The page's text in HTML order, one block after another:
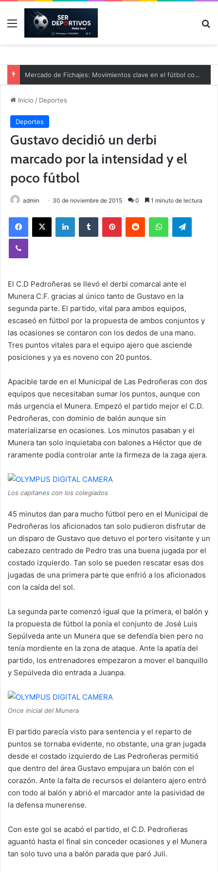
Menú
Mercado de Fichajes: Movimientos clave en el fútbol comarcal
Inicio / Deportes
Deportes
Gustavo decidió un derbi
marcado por la intensidad y el
poco fútbol
admin 30 de noviembre de 2015 0 1 minuto de lectura
El C.D Pedroñeras se llevó el derbi comarcal ante el
Munera C.F. gracias al único tanto de Gustavo en la
segunda parte. El partido, vital para ambos equipos,
escaseó en fútbol por la propuesta de ambos conjuntos y
las ocasiones se contaron con los dedos de una mano.
Tres puntos vitales para el equipo ajero que asciende
posiciones y ya es noveno con 20 puntos.
Apacible tarde en el Municipal de Las Pedroñeras con dos
equipos que necesitaban sumar los puntos, aunque con
más urgencia el Munera. Empezó el partido mejor el C.D.
Pedroñeras, con dominio de balón aunque sin
materializarse en ocasiones. Los minutos pasaban y el
Munera tan solo inquietaba con balones a Héctor que de
raramente podía controlar ante la firmeza de la zaga ajera.
Los capitanes con los colegiados
45 minutos dan para mucho fútbol pero en el Municipal de
Pedroñeras los aficionados tan solo pudieron disfrutar de
un disparo de Gustavo que detuvo el portero visitante y un
cabezazo centrado de Pedro tras una buena jugada por el
costado izquierdo. Tan solo se pueden rescatar esas dos
jugadas de una primera parte que enfrió a los aficionados
con la caída del sol.
La segunda parte comenzó igual que la primera, el balón y
la propuesta de fútbol la ponía el conjunto de José Luis
Sepúlveda ante un Munera que se defendía bien pero no
tenía mordiente en la zona de ataque. Ante la apatía del
partido, los entrenadores empezaron a mover el banquillo
y Sepúlveda dio entrada a Juanpa.
Once inicial del Munera
El partido parecía visto para sentencia y el reparto de
puntos se tornaba evidente, no obstante, una gran jugada
desde el costado izquierdo de Las Pedroñeras permitió
que dentro del área Gustavo empujara un balón con el
corazón. Ante la falta de recursos el delantero ajero entró
con todo al balón y abrió el marcador ante la pasividad de
la defensa munerense.
Con este gol se acabó el partido, el C.D. Pedroñeras
aguantó hasta el final sin conceder ocasiones y el Munera
tan solo tuvo una a balón parada que paró Juli.